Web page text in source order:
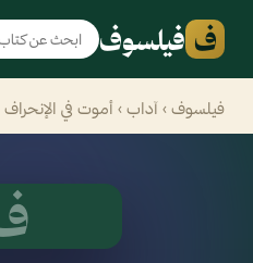
ف فيلسوف
فيلسوف › آداب › أموت في الإنحراف